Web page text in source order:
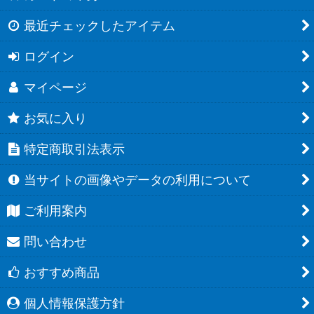
最近チェックしたアイテム
ログイン
マイページ
お気に入り
特定商取引法表示
当サイトの画像やデータの利用について
ご利用案内
問い合わせ
おすすめ商品
個人情報保護方針